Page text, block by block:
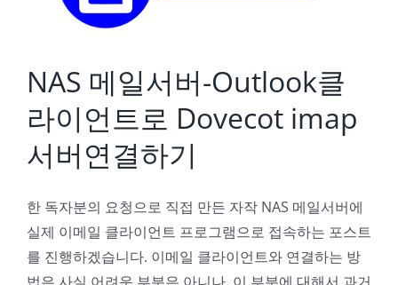
NAS 메일서버-Outlook클
라이언트로 Dovecot imap
서버연결하기
한 독자분의 요청으로 직접 만든 자작 NAS 메일서버에
실제 이메일 클라이언트 프로그램으로 접속하는 포스트
를 진행하겠습니다. 이메일 클라이언트와 연결하는 방